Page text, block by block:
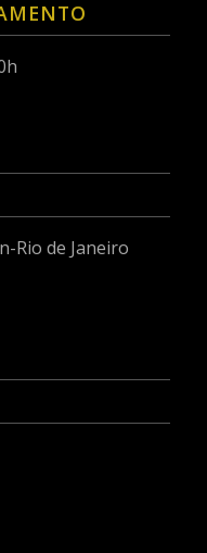
Rio de Janeiro